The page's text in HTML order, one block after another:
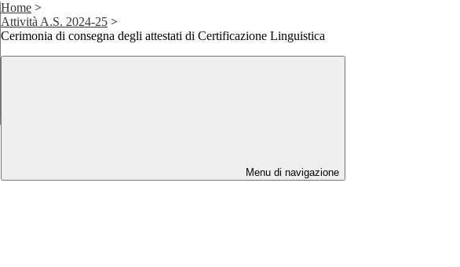
Home >
Attività A.S. 2024-25 >
Cerimonia di consegna degli attestati di Certificazione Linguistica
Menu di navigazione